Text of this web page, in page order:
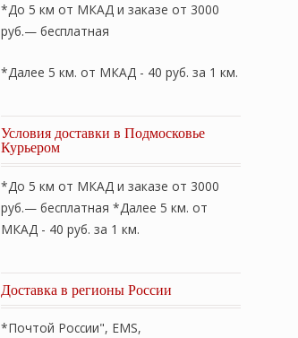
*До 5 км от МКАД и заказе от 3000
руб.— бесплатная
*Далее 5 км. от МКАД - 40 руб. за 1 км.
Условия доставки в Подмосковье
Курьером
*До 5 км от МКАД и заказе от 3000
руб.— бесплатная *Далее 5 км. от
МКАД - 40 руб. за 1 км.
Доставка в регионы России
*Почтой России", EMS,